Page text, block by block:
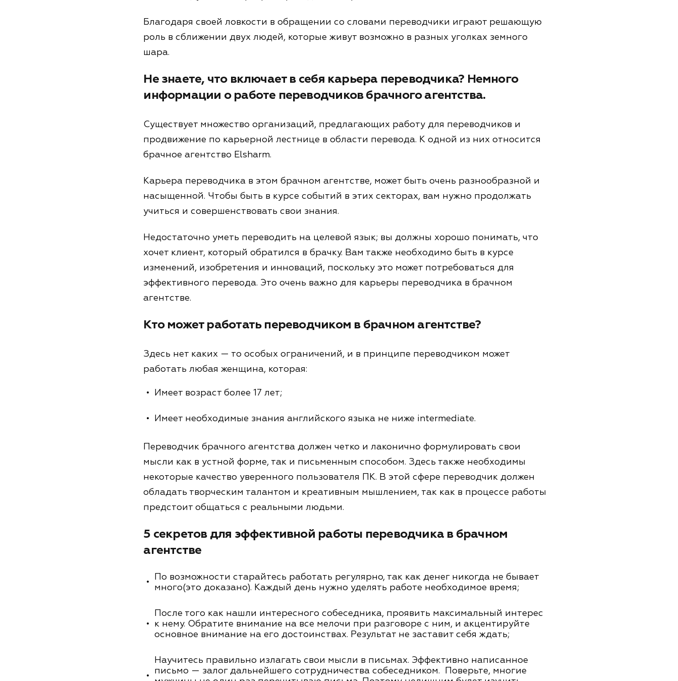
Благодаря своей ловкости в обращении со словами переводчики играют решающую
роль в сближении двух людей, которые живут возможно в разных уголках земного
шара.
Не знаете, что включает в себя карьера переводчика? Немного
информации о работе переводчиков брачного агентства.
Существует множество организаций, предлагающих работу для переводчиков и
продвижение по карьерной лестнице в области перевода. К одной из них относится
брачное агентство Elsharm.
Карьера переводчика в этом брачном агентстве, может быть очень разнообразной и
насыщенной. Чтобы быть в курсе событий в этих секторах, вам нужно продолжать
учиться и совершенствовать свои знания.
Недостаточно уметь переводить на целевой язык; вы должны хорошо понимать, что
хочет клиент, который обратился в брачку. Вам также необходимо быть в курсе
изменений, изобретения и инноваций, поскольку это может потребоваться для
эффективного перевода. Это очень важно для карьеры переводчика в брачном
агентстве.
Кто может работать переводчиком в брачном агентстве?
Здесь нет каких — то особых ограничений, и в принципе переводчиком может
работать любая женщина, которая:
Имеет возраст более 17 лет;
Имеет необходимые знания английского языка не ниже intermediate.
Переводчик брачного агентства должен четко и лаконично формулировать свои
мысли как в устной форме, так и письменным способом. Здесь также необходимы
некоторые качество уверенного пользователя ПК. В этой сфере переводчик должен
обладать творческим талантом и креативным мышлением, так как в процессе работы
предстоит общаться с реальными людьми.
5 секретов для эффективной работы переводчика в брачном
агентстве
По возможности старайтесь работать регулярно, так как денег никогда не бывает
много(это доказано). Каждый день нужно уделять работе необходимое время;
После того как нашли интересного собеседника, проявить максимальный интерес
к нему. Обратите внимание на все мелочи при разговоре с ним, и акцентируйте
основное внимание на его достоинствах. Результат не заставит себя ждать;
Научитесь правильно излагать свои мысли в письмах. Эффективно написанное
письмо — залог дальнейшего сотрудничества собеседником. Поверьте, многие